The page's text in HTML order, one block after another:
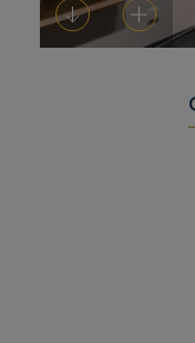
DescargarAñadir al carrito